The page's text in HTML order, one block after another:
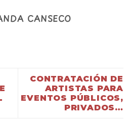
CANSECO
CONTRATACIÓN DE
ARTISTAS PARA
EVENTOS PÚBLICOS,
PRIVADOS…